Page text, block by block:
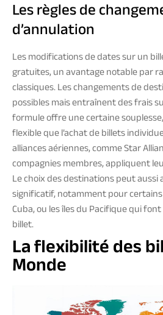
Les règles de
d’annulation
Les modifications de dates sur un
gratuites, un avantage notable par
classiques. Les changements de
possibles mais entraînent des frais
formule offre une certaine
flexible que l’achat de billets
alliances aériennes, comme Star
compagnies membres, appliquent
Le choix des destinations peut
significatif, notamment pour
Cuba, ou les îles du Pacifique qui
billet.
La flexibilité des
Monde